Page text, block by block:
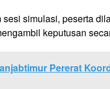
simulasi, peserta
keputusan
Pererat